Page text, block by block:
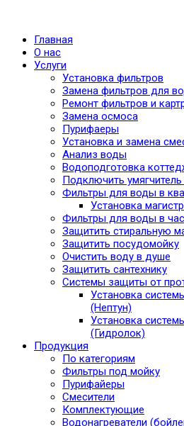
Главная
О нас
Услуги
Установка фильтров
Замена фильтров для
Ремонт фильтров и
Замена осмоса
Пурифаеры
Установка и замена
Анализ воды
Водоподготовка
Подключить умягчитель
Фильтры для воды в
Установка
Фильтры для воды в
Защитить стиральную
Защитить посудомойку
Очистить воду в душе
Защитить сантехнику
Системы защиты от
Установка
(Нептун)
Установка
(Гидролок)
Продукция
По категориям
Фильтры под мойку
Пурифайеры
Смесители
Комплектующие
Водонагреватели